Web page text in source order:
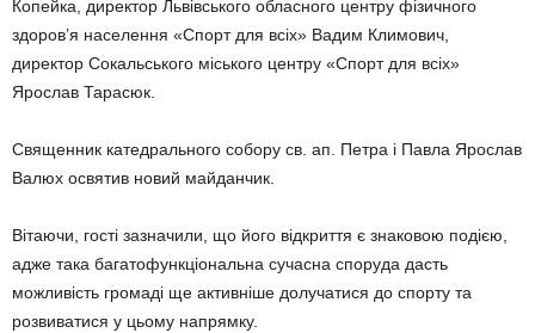
Копейка, директор Львівського обласного центру фізичного
здоров’я населення «Спорт для всіх» Вадим Климович,
директор Сокальського міського центру «Спорт для всіх»
Ярослав Тарасюк.
Священник катедрального собору св. ап. Петра і Павла Ярослав
Валюх освятив новий майданчик.
Вітаючи, гості зазначили, що його відкриття є знаковою подією,
адже така багатофункціональна сучасна споруда дасть
можливість громаді ще активніше долучатися до спорту та
розвиватися у цьому напрямку.